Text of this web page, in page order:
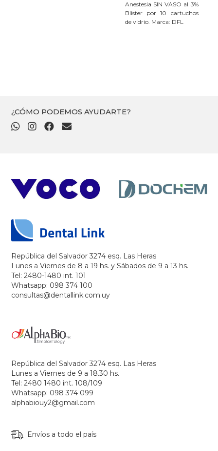
Anestesia SIN VASO al 3%
Blister por 10 cartuchos
de vidrio. Marca: DFL
¿CÓMO PODEMOS AYUDARTE?
República del Salvador 3274 esq. Las Heras
Lunes a Viernes de 8 a 19 hs. y Sábados de 9 a 13 hs.
Tel: 2480-1480 int. 101
Whatsapp: 098 374 100
consultas@dentallink.com.uy
República del Salvador 3274 esq. Las Heras
Lunes a Viernes de 9 a 18.30 hs.
Tel: 2480 1480 int. 108/109
Whatsapp: 098 374 099
alphabiouy2@gmail.com
Envíos a todo el país